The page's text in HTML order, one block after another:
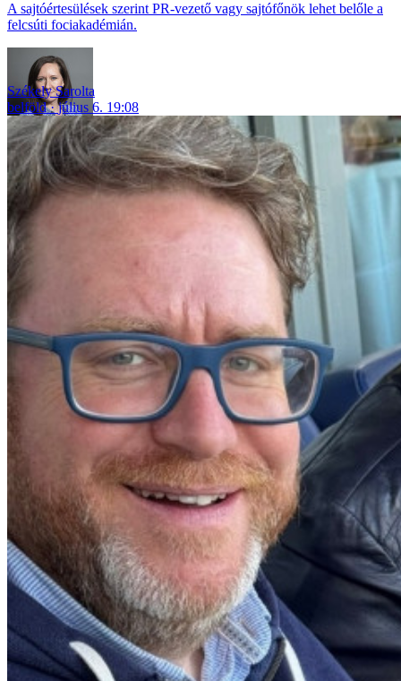
A sajtóértesülések szerint PR-vezető vagy sajtófőnök lehet belőle a
felcsúti fociakadémián.
Székely Sarolta
belföld
július 6. 19:08